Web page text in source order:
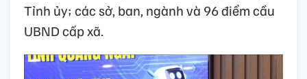
Tỉnh ủy; các sở, ban, ngành và 96 điểm cầu
UBND cấp xã.